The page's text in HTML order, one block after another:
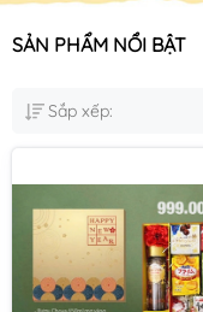
SẢN PHẨM NỔI BẬT
Sắp xếp: